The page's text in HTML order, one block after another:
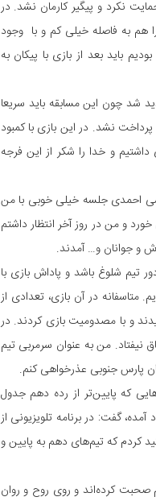
نکرد و پیگیر کارمان نشد. در
هم به فاصله خیلی کم و با وجود
باید بعد از بازی با پیکان به
شد چون این مسابقه باید سریعا
نشد. در این بازی با کمبود
خوب 9 روزه تا بازی با ماشین‌سازی داشتیم و خدا را شکر از این فرجه
احمدی جلسه خیلی خوبی با من
و من در روز آخر انتظار داشتم
و جوانان و… آمدند.
تیم شلوغ باشد و پاداش بازی با
متاسفانه در آن بازی، تعدادی از
و با مصدومیت بازی کردند. در
نیفتاد. من به عنوان سرمربی تیم
که پایین‌تر از رده دهم جدول
گفت: در برنامه تلویزیونی از
کردم که تیم‌های دهم به پایین و
صحبت کرده‌اند و روی روح و روان